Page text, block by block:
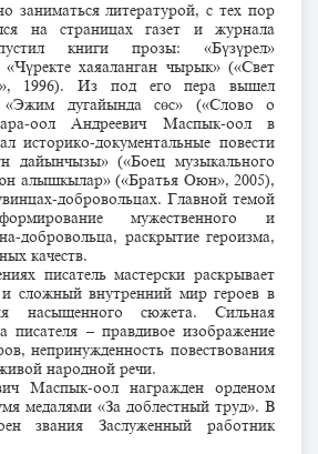
заниматься литературой, с тех пор
на страницах газет и журнала
книги прозы: «Бүзүрел»
хаяаланган чырык» («Свет
1996). Из под его пера вышел
«Эжим дугайында сөс» («Слово о
оол Андреевич Маспык-оол в
историко-документальные повести
дайынчызы» («Боец музыкального
алышкылар» («Братья Оюн», 2005),
добровольцах. Главной темой
мужественного и
добровольца, раскрытие героизма,
качеств.
писатель мастерски раскрывает
и сложный внутренний мир героев в
насыщенного сюжета. Сильная
писателя – правдивое изображение
непринужденность повествования
народной речи.
Маспык-оол награжден орденом
медалями «За доблестный труд». В
звания Заслуженный работник